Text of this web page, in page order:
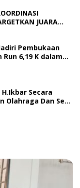
JUARA
Pembukaan
6,19 K dalam
Secara
Olahraga Dan Seni